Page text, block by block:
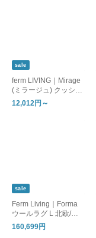
sale
ferm LIVING｜Mirage
(ミラージュ) クッショ
ン/ブランケット 日
本正規販売店品【お取
12,012円～
sale
Ferm Living｜Forma
ウールラグ L 北欧/日
本正規販売店品【国内
在庫あり】
160,699円